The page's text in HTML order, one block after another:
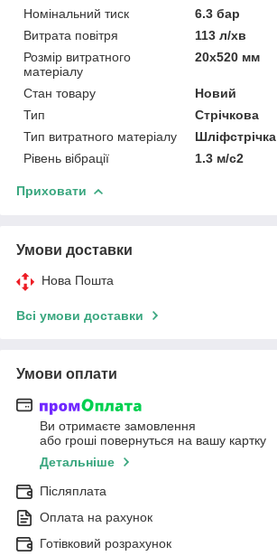
Номінальний тиск
6.3 бар
Витрата повітря
113 л/хв
Розмір витратного
матеріалу
20х520 мм
Стан товару
Новий
Тип
Стрічкова
Тип витратного матеріалу
Шліфстрічка
Рівень вібрації
1.3 м/с2
Приховати
Умови доставки
Нова Пошта
Всі умови доставки
Умови оплати
Ви отримаєте замовлення
або гроші повернуться на вашу картку
Детальніше
Післяплата
Оплата на рахунок
Готівковий розрахунок